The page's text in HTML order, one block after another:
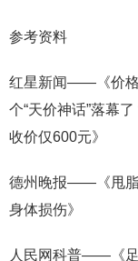
参考资料
红星新闻——《价格
个“天价神话”落幕
收价仅600元》
德州晚报——《甩脂
身体损伤》
人民网科普——《足